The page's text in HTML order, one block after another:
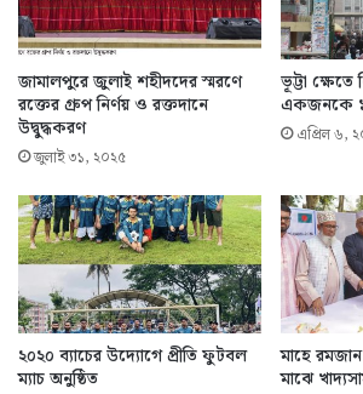
জামালপুরে জুলাই শহীদদের স্মরণে
রক্তের গ্রুপ নির্ণয় ও রক্তদানে
উদ্বুদ্ধকরণ
জুলাই ৩১, ২০২৫
ভূট্টা
একজনকে
এপ্রিল ৬,
২০২০ ব্যাচের উদ্যোগে প্রীতি ফুটবল
ম্যাচ অনুষ্ঠিত
মাহে
মাঝে